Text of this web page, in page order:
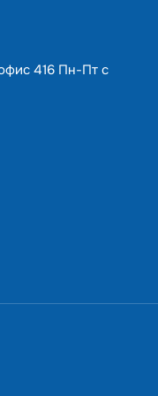
доставим в
416 Пн-Пт с